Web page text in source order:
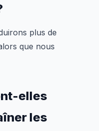
plus de
que nous
elles
les